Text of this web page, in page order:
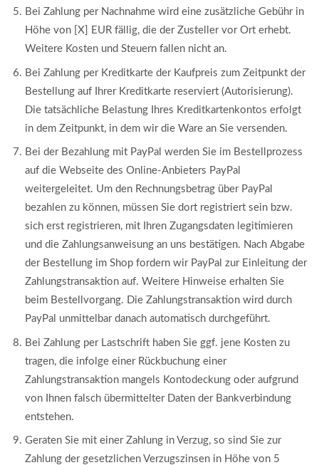
Bei Zahlung per Nachnahme wird eine zusätzliche Gebühr in
Höhe von [X] EUR fällig, die der Zusteller vor Ort erhebt.
Weitere Kosten und Steuern fallen nicht an.
Bei Zahlung per Kreditkarte der Kaufpreis zum Zeitpunkt der
Bestellung auf Ihrer Kreditkarte reserviert (Autorisierung).
Die tatsächliche Belastung Ihres Kreditkartenkontos erfolgt
in dem Zeitpunkt, in dem wir die Ware an Sie versenden.
Bei der Bezahlung mit PayPal werden Sie im Bestellprozess
auf die Webseite des Online-Anbieters PayPal
weitergeleitet. Um den Rechnungsbetrag über PayPal
bezahlen zu können, müssen Sie dort registriert sein bzw.
sich erst registrieren, mit Ihren Zugangsdaten legitimieren
und die Zahlungsanweisung an uns bestätigen. Nach Abgabe
der Bestellung im Shop fordern wir PayPal zur Einleitung der
Zahlungstransaktion auf. Weitere Hinweise erhalten Sie
beim Bestellvorgang. Die Zahlungstransaktion wird durch
PayPal unmittelbar danach automatisch durchgeführt.
Bei Zahlung per Lastschrift haben Sie ggf. jene Kosten zu
tragen, die infolge einer Rückbuchung einer
Zahlungstransaktion mangels Kontodeckung oder aufgrund
von Ihnen falsch übermittelter Daten der Bankverbindung
entstehen.
Geraten Sie mit einer Zahlung in Verzug, so sind Sie zur
Zahlung der gesetzlichen Verzugszinsen in Höhe von 5